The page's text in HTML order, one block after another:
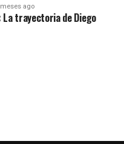
ago
La trayectoria de Diego